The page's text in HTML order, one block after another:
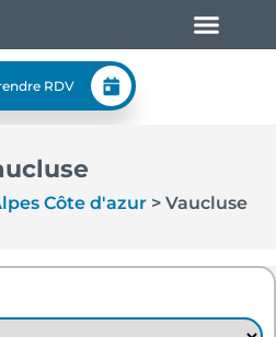
RDV
Côte d'azur > Vaucluse